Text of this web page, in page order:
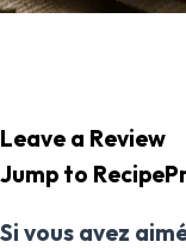
Jump to Recipe
Leave a Review
Si vous avez